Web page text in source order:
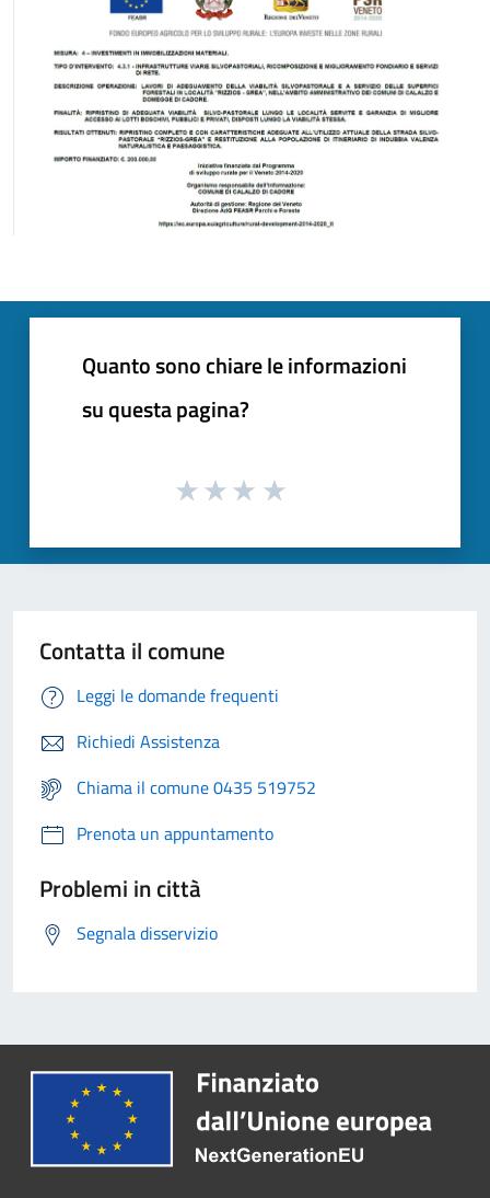
Quanto sono chiare le informazioni
su questa pagina?
Contatta il comune
Leggi le domande frequenti
Richiedi Assistenza
Chiama il comune 0435 519752
Prenota un appuntamento
Problemi in città
Segnala disservizio